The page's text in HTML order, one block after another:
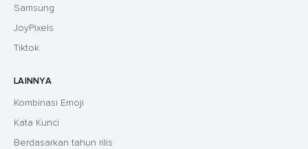
Samsung
JoyPixels
Tiktok
LAINNYA
Kombinasi Emoji
Kata Kunci
Berdasarkan tahun rilis